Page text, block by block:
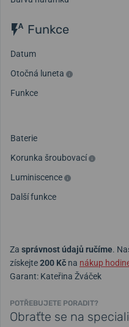
Funkce
Datum
Otočná luneta
Funkce
Baterie
Korunka šroubovací
Luminiscence
Další funkce
Za správnost údajů ručíme.
získejte200 Kč na nákup
Garant: Kateřina Žváček
POTŘEBUJETE PORADIT?
Obraťte se na